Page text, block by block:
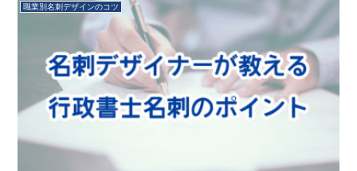
職業別名刺デザインのコツ